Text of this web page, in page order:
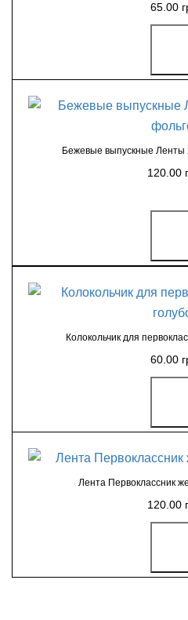
65.00
Бежевые выпускные Ленты
120.00
Колокольчик для
60.00
Лента Первоклассник
120.00